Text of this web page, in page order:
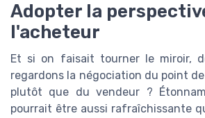
Adopter la
l'acheteur
Et si on faisait tourner le miroir,
regardons la négociation du point
plutôt que du vendeur ?
pourrait être aussi rafraîchissante